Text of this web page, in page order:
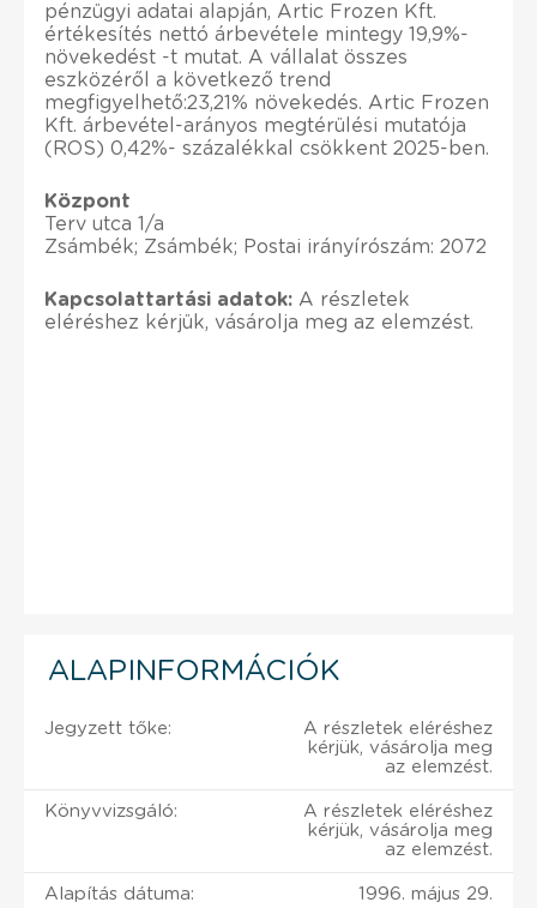
pénzügyi adatai alapján, Artic Frozen Kft.
értékesítés nettó árbevétele mintegy 19,9%-
növekedést -t mutat. A vállalat összes
eszközéről a következő trend
megfigyelhető:23,21% növekedés. Artic Frozen
Kft. árbevétel-arányos megtérülési mutatója
(ROS) 0,42%- százalékkal csökkent 2025-ben.
Központ
Terv utca 1/a
Zsámbék; Zsámbék; Postai irányírószám: 2072
Kapcsolattartási adatok: A részletek
eléréshez kérjük, vásárolja meg az elemzést.
ALAPINFORMÁCIÓK
Jegyzett tőke:
A részletek eléréshez
kérjük, vásárolja meg
az elemzést.
Könyvvizsgáló:
A részletek eléréshez
kérjük, vásárolja meg
az elemzést.
Alapítás dátuma: 1996. május 29.